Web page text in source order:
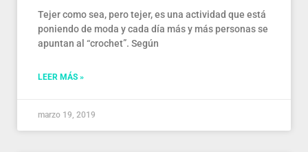
Tejer como sea, pero tejer, es una actividad que está
poniendo de moda y cada día más y más personas se
apuntan al “crochet”. Según
LEER MÁS »
marzo 19, 2019